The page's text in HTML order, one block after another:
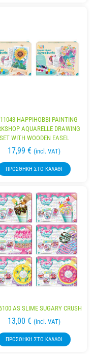
HAPPIHOBBI PAINTING
AQUARELLE DRAWING
SET WITH WOODEN EASEL
17,99 € (incl. VAT)
ΠΡΟΣΘΉΚΗ ΣΤΟ ΚΑΛΆΘΙ
AS SLIME SUGARY CRUSH
13,00 € (incl. VAT)
ΠΡΟΣΘΉΚΗ ΣΤΟ ΚΑΛΆΘΙ